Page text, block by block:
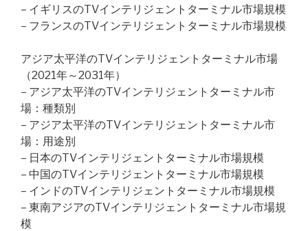
– イギリスのTVインテリジェントターミナル市場規模
– フランスのTVインテリジェントターミナル市場規模
アジア太平洋のTVインテリジェントターミナル市場
（2021年～2031年）
– アジア太平洋のTVインテリジェントターミナル市
場：種類別
– アジア太平洋のTVインテリジェントターミナル市
場：用途別
– 日本のTVインテリジェントターミナル市場規模
– 中国のTVインテリジェントターミナル市場規模
– インドのTVインテリジェントターミナル市場規模
– 東南アジアのTVインテリジェントターミナル市場規
模